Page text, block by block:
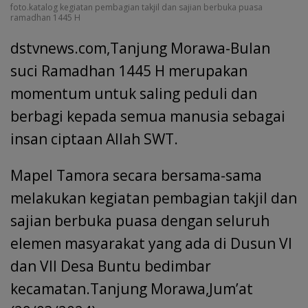
foto.katalog kegiatan pembagian takjil dan sajian berbuka puasa
ramadhan 1445 H
dstvnews.com,Tanjung Morawa-Bulan
suci Ramadhan 1445 H merupakan
momentum untuk saling peduli dan
berbagi kepada semua manusia sebagai
insan ciptaan Allah SWT.
Mapel Tamora secara bersama-sama
melakukan kegiatan pembagian takjil dan
sajian berbuka puasa dengan seluruh
elemen masyarakat yang ada di Dusun VI
dan VII Desa Buntu bedimbar
kecamatan.Tanjung Morawa,Jum’at